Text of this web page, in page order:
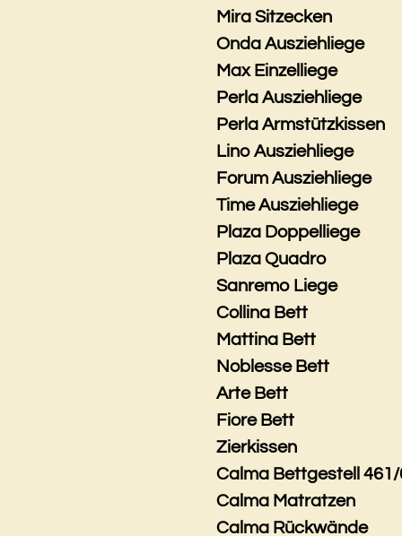
Mira Sitzecken
Onda Ausziehliege
Max Einzelliege
Perla Ausziehliege
Perla Armstützkissen
Lino Ausziehliege
Forum Ausziehliege
Time Ausziehliege
Plaza Doppelliege
Plaza Quadro
Sanremo Liege
Collina Bett
Mattina Bett
Noblesse Bett
Arte Bett
Fiore Bett
Zierkissen
Calma Bettgestell
Calma Matratzen
Calma Rückwände